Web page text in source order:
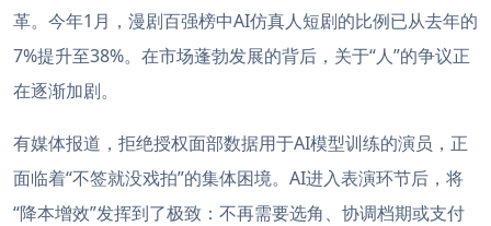
革。今年1月，漫剧百强榜中AI仿真人短剧的比例已从去年的
7%提升至38%。在市场蓬勃发展的背后，关于“人”的争议正
在逐渐加剧。
有媒体报道，拒绝授权面部数据用于AI模型训练的演员，正
面临着“不签就没戏拍”的集体困境。AI进入表演环节后，将
“降本增效”发挥到了极致：不再需要选角、协调档期或支付